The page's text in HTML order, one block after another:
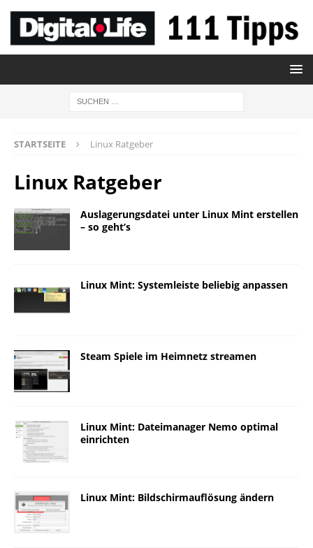
STARTSEITE Linux Ratgeber
Linux Ratgeber
Auslagerungsdatei unter Linux Mint erstellen
– so geht’s
Linux Mint: Systemleiste beliebig anpassen
Steam Spiele im Heimnetz streamen
Linux Mint: Dateimanager Nemo optimal
einrichten
Linux Mint: Bildschirmauflösung ändern